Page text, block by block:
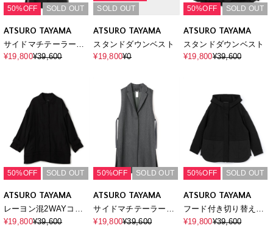
50%OFF SOLD OUT
ATSURO TAYAMA
サイドマチテーラード
ベスト
¥19,800¥39,600
SOLD OUT
ATSURO TAYAMA
スタンドダウンベスト
¥19,800¥0
50%OFF SOLD OUT
ATSURO TAYAMA
スタンドダウンベスト
¥19,800¥39,600
50%OFF SOLD OUT
ATSURO TAYAMA
レーヨン混2WAYコー
ト
¥19,800¥39,600
50%OFF SOLD OUT
ATSURO TAYAMA
サイドマチテーラード
ベスト
¥19,800¥39,600
50%OFF SOLD OUT
ATSURO TAYAMA
フード付き切り替えブ
ルゾン
¥19,800¥39,600